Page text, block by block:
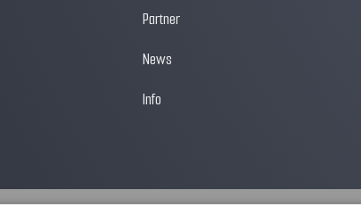
Partner
News
Info